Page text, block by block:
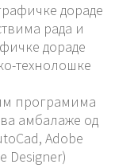
дораде
рада и
дораде
технолошке
програмима
амбалаже од
Adobe
Designer)